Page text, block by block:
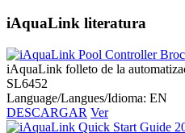
iAquaLink literatura
iAquaLink folleto de la
SL6452
Language/Langues/Idioma: EN
DESCARGAR Ver